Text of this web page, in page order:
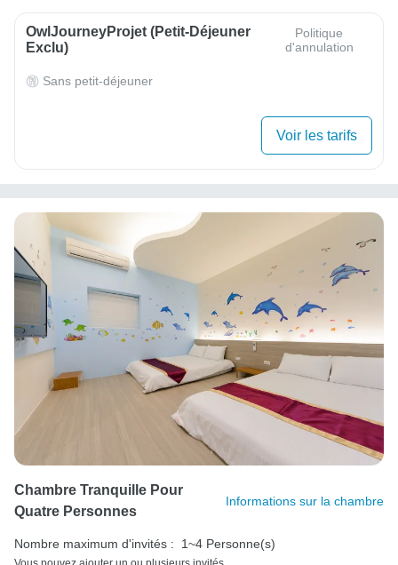
OwlJourneyProjet (petit-Déjeuner
Exclu)
Politique
d'annulation
Sans petit-déjeuner
Voir les tarifs
Chambre Tranquille Pour
Quatre Personnes
Informations sur la chambre
Nombre maximum d'invités : 1~4 Personne(s)